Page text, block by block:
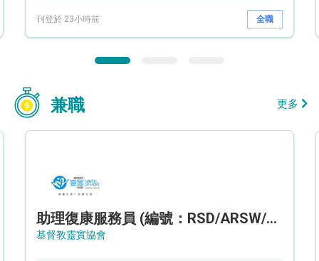
刊登於 23小時前 全職
兼職 更多
助理復康服務員 (編號：RSD/ARSW/CTE)
基督教靈實協會